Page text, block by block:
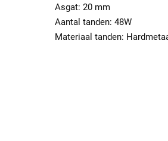
Asgat: 20 mm
Aantal tanden: 48W
Materiaal tanden: